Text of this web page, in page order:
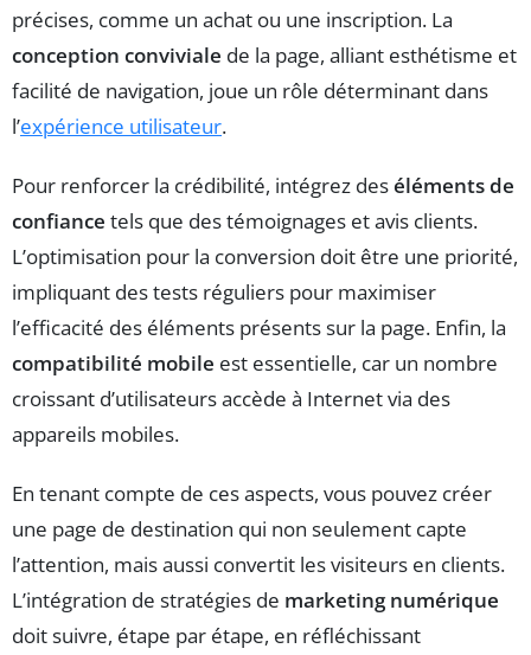
précises, comme un achat ou une inscription. La
conception conviviale de la page, alliant esthétisme et
facilité de navigation, joue un rôle déterminant dans
l’expérience utilisateur.
Pour renforcer la crédibilité, intégrez deséléments de
confiance tels que des témoignages et avis clients.
L’optimisation pour la conversion doit être une priorité,
impliquant des tests réguliers pour maximiser
l’efficacité des éléments présents sur la page. Enfin, la
compatibilité mobile est essentielle, car un nombre
croissant d’utilisateurs accède à Internet via des
appareils mobiles.
En tenant compte de ces aspects, vous pouvez créer
une page de destination qui non seulement capte
l’attention, mais aussi convertit les visiteurs en clients.
L’intégration de stratégies de marketing numérique
doit suivre, étape par étape, en réfléchissant